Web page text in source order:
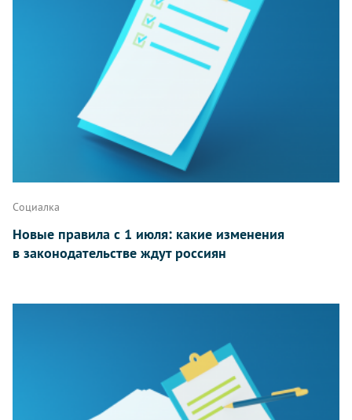
Социалка
Новые правила с 1 июля: какие изменения
в законодательстве ждут россиян